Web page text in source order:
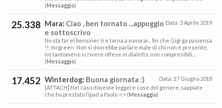
(Messaggio)
25.338 Data: 5 Aprile 2019
Mara: Ciao , ben tornato ...appoggio
e sottoscrivo
No sta far el bensiner ti e torna a eavorar... fin che Gigi ga pasiensa
!! :mrgreen: Non si dovrebbe parlare male di chi non è presente,
né tantomeno scrivere offese in dialetto, non compresibili...
(Messaggio)
17.452 Data: 17 Giugno 2018
Winterdog: Buona giornata :)
[ATTACH] Nel caso doveste leggere cose del genere, sappiate
che ho prestato l’ipad a Paolo >:> (Messaggio)